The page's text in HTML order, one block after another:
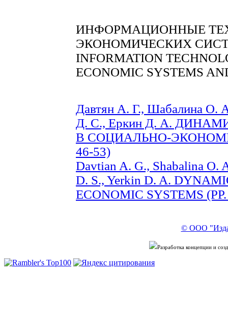
ИНФОРМАЦИОННЫЕ
ЭКОНОМИЧЕСКИХ
INFORMATION
ECONOMIC SYSTEMS
Давтян А. Г., Шабалина О.
Д. С., Еркин Д. А.
В СОЦИАЛЬНО-
46-53)
Davtian A. G., Shabalina O.
D. S., Yerkin D. A.
ECONOMIC SYSTEMS
© ООО
Разработка концепции и